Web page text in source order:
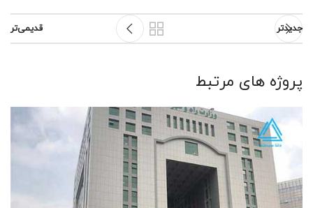
جدیدتر قدیمی‌تر
پروژه های مرتبط